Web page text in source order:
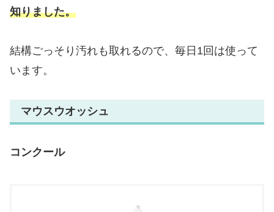
知りました。
結構ごっそり汚れも取れるので、毎日1回は使って
います。
マウスウオッシュ
コンクール